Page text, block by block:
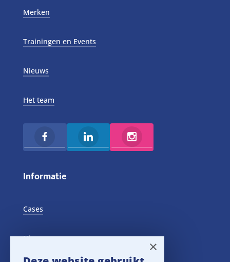
Merken
Trainingen en Events
Nieuws
Het team
Informatie
Cases
Nieuws
×